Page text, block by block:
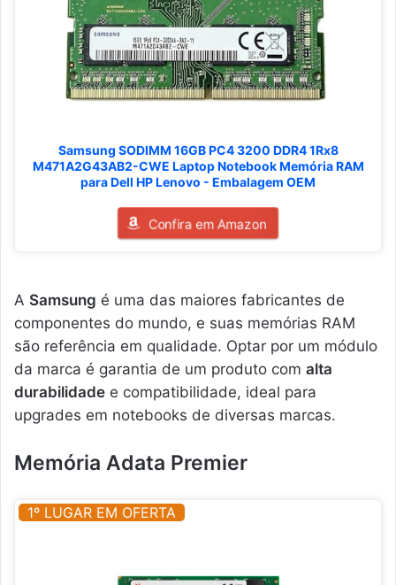
Samsung SODIMM 16GB PC4 3200 DDR4 1Rx8
M471A2G43AB2-CWE Laptop Notebook Memória RAM
para Dell HP Lenovo - Embalagem OEM
Confira em Amazon
A Samsung é uma das maiores fabricantes de
componentes do mundo, e suas memórias RAM
são referência em qualidade. Optar por um módulo
da marca é garantia de um produto com alta
durabilidade e compatibilidade, ideal para
upgrades em notebooks de diversas marcas.
Memória Adata Premier
1º LUGAR EM OFERTA